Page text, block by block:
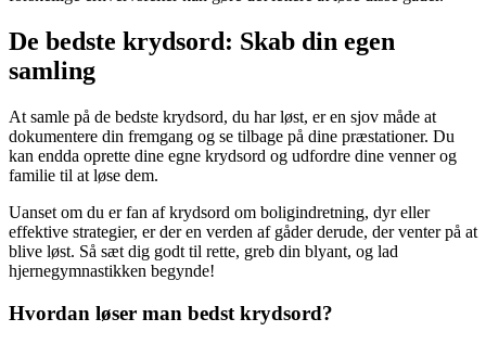
De bedste krydsord: Skab din egen
samling
At samle på de bedste krydsord, du har løst, er en sjov måde at
dokumentere din fremgang og se tilbage på dine præstationer. Du
kan endda oprette dine egne krydsord og udfordre dine venner og
familie til at løse dem.
Uanset om du er fan af krydsord om boligindretning, dyr eller
effektive strategier, er der en verden af gåder derude, der venter på at
blive løst. Så sæt dig godt til rette, greb din blyant, og lad
hjernegymnastikken begynde!
Hvordan løser man bedst krydsord?